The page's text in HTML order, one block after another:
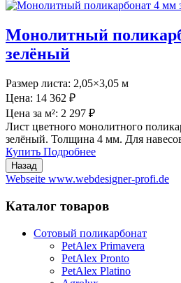
Монолитный
зелёный
Размер листа: 2,05×3,05 м
Цена: 14 362 ₽
Цена за м²: 2 297 ₽
Лист цветного монолитного
зелёный. Толщина 4 мм. Для
Купить Подробнее
Webseite www.webdesigner-profi.de
Каталог товаров
Сотовый поликарбонат
PetAlex Primavera
PetAlex Pronto
PetAlex Platino